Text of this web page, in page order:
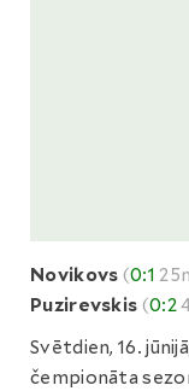
Novikovs (0:1
Puzirevskis (0:2
Svētdien, 16.
čempionāta